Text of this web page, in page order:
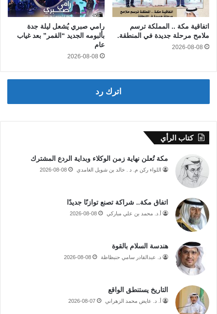
اتفاقية مكة .. المملكة ترسم
ملامح مرحلة جديدة في المنطقة.
2026-08-08
رامي صبري يُشعل ليلة جدة
بألبومه الجديد “القمر” بعد غياب
عام
2026-08-08
اترك رد
كتاب الرأي
مكة تُعلن نهاية زمن الوكلاء وبداية الردع المشترك
اللواء ركن م. د . خالد بن شويل الغامدي 2026-08-08
اتفاق مكة.. شراكة تصنع توازنًا جديدًا
أ.د. محمد بن علي مباركي 2026-08-08
هندسة السلام بالقوة
د. عبدالقادر سامي حنبظاظة 2026-08-08
التاريخ يستنطق الواقع
أ. د. عايض محمد الزهراني 2026-08-07